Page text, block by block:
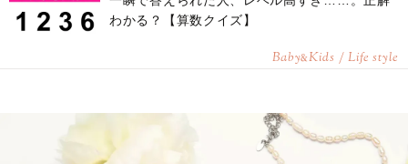
わかる？【算数クイズ】
Baby&Kids / Life style